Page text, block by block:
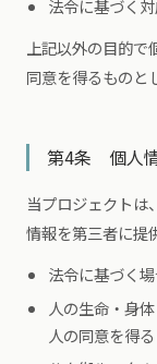
法令に基づく
上記以外の目的
同意を得るものと
第4条 個人
当プロジェクトは
情報を第三者に提
法令に基づく
人の生命・身
人の同意を得